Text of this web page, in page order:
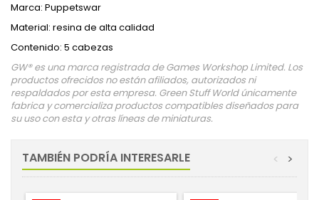
Marca: Puppetswar
Material: resina de alta calidad
Contenido: 5 cabezas
GW® es una marca registrada de Games Workshop Limited. Los
productos ofrecidos no están afiliados, autorizados ni
respaldados por esta empresa. Green Stuff World únicamente
fabrica y comercializa productos compatibles diseñados para
su uso con esta y otras líneas de miniaturas.
TAMBIÉN PODRÍA INTERESARLE >
<